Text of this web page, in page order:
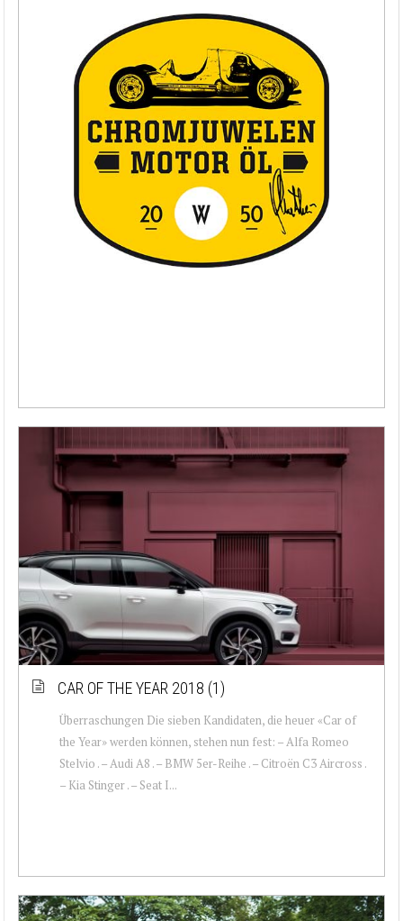
CAR OF THE YEAR 2018 (1)
Überraschungen Die sieben Kandidaten, die heuer «Car of
the Year» werden können, stehen nun fest: – Alfa Romeo
Stelvio . – Audi A8 . – BMW 5er-Reihe . – Citroën C3 Aircross .
– Kia Stinger . – Seat I...